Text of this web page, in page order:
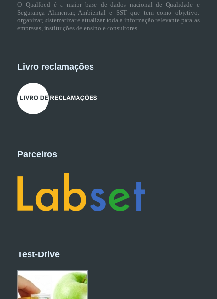
O Qualfood é a maior base de dados nacional de Qualidade e
Segurança Alimentar, Ambiental e SST que tem como objetivo:
organizar, sistematizar e atualizar toda a informação relevante para as
empresas, instituições de ensino e consultores.
Livro reclamações
Parceiros
Test-Drive